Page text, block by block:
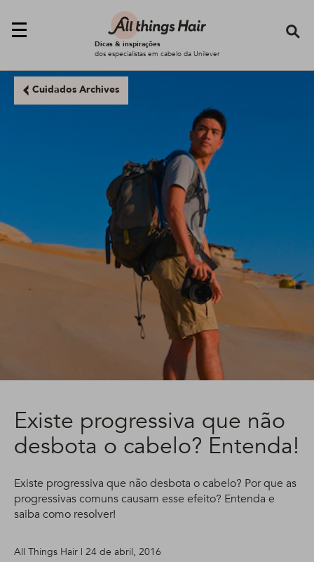
Dicas & inspirações
dos especialistas em cabelo da Unilever
Cuidados Archives
Existe progressiva que não
desbota o cabelo? Entenda!
Existe progressiva que não desbota o cabelo? Por que as
progressivas comuns causam esse efeito? Entenda e
saiba como resolver!
All Things Hair | 24 de abril, 2016